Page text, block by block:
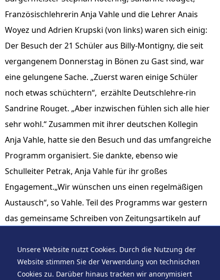
Französischlehrerin Anja Vahle und die Lehrer Anais
Woyez und Adrien Krupski (von links) waren sich einig:
Der Besuch der 21 Schüler aus Billy-Montigny, die seit
vergangenem Donnerstag in Bönen zu Gast sind, war
eine gelungene Sache. „Zuerst waren einige Schüler
noch etwas schüchtern“, erzählte Deutschlehre-rin
Sandrine Rouget. „Aber inzwischen fühlen sich alle hier
sehr wohl.“ Zusammen mit ihrer deutschen Kollegin
Anja Vahle, hatte sie den Besuch und das umfangreiche
Programm organisiert. Sie dankte, ebenso wie
Schulleiter Petrak, Anja Vahle für ihr großes
Engagement.„Wir wünschen uns einen regelmäßigen
Austausch“, so Vahle. Teil des Programms war gestern
das gemeinsame Schreiben von Zeitungsartikeln auf
Schüler von den Unterschieden in Frankreich und
Deutschland. KIR/FOTO: PRESCH
Unsere Website nutzt Cookies. Durch die Nutzung der
Website stimmen Sie der Verwendung von technischen
Cookies zu. Darüber hinaus tracken wir anonymisiert